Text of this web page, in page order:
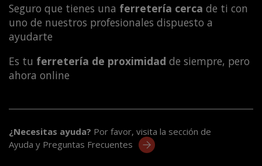
Seguro que tienes una ferretería cerca de ti con
uno de nuestros profesionales dispuesto a
ayudarte
Es tu ferretería de proximidad de siempre, pero
ahora online
¿Necesitas ayuda? Por favor, visita la sección de
Ayuda y Preguntas Frecuentes